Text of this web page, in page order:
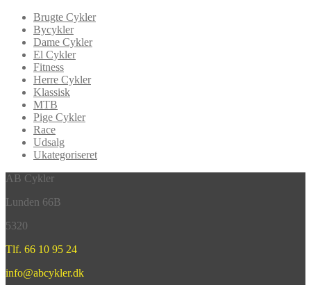
Brugte Cykler
Bycykler
Dame Cykler
El Cykler
Fitness
Herre Cykler
Klassisk
MTB
Pige Cykler
Race
Udsalg
Ukategoriseret
AB Cykler
Lunden 66B
5320
Tlf. 66 10 95 24
info@abcykler.dk